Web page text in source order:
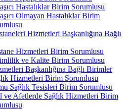
Hastalıklar Birim Sorumlusu
Olmayan Hastalıklar Birim
Hizmetleri Başkanlığına Bağlı
Hizmetleri Birim Sorumlusu
ve Kalite Birim Sorumlusu
Başkanlığına Bağlı Birimler
Hizmetleri Birim Sorumlusu
Sağlık Tesisleri Birim Sorumlusu
ve Afetlerde Sağlık Hizmetleri Birim